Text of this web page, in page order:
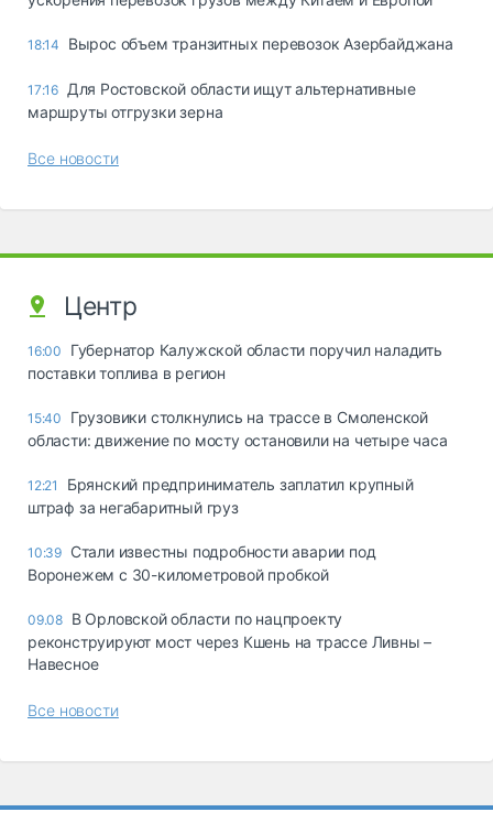
18:14 Вырос объем транзитных перевозок Азербайджана
17:16 Для Ростовской области ищут альтернативные
маршруты отгрузки зерна
Все новости
Центр
16:00
Губернатор Калужской области поручил наладить
поставки топлива в регион
15:40
Грузовики столкнулись на трассе в Смоленской
области: движение по мосту остановили на четыре часа
12:21
Брянский предприниматель заплатил крупный
штраф за негабаритный груз
10:39 Стали известны подробности аварии под
Воронежем с 30-километровой пробкой
09.08 В Орловской области по нацпроекту
реконструируют мост через Кшень на трассе Ливны –
Навесное
Все новости